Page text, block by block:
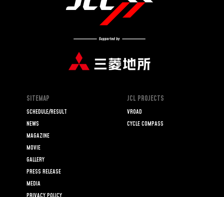
SITEMAP
SCHEDULE/RESULT
NEWS
MAGAZINE
MOVIE
GALLERY
PRESS RELEASE
MEDIA
JCL PROJECTS
VROAD
CYCLE COMPASS